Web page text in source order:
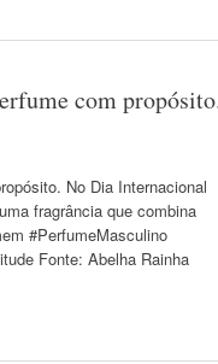
com
No Dia Internacional
fragrância que combina
#PerfumeMasculino
Fonte: Abelha Rainha